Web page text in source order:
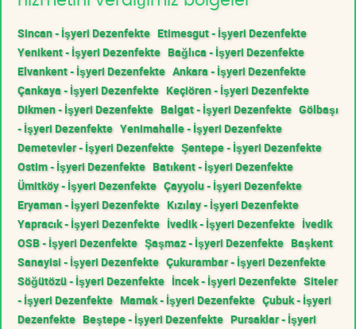
Sincan - İşyeri Dezenfekte Etimesgut - İşyeri Dezenfekte
Yenikent - İşyeri Dezenfekte Bağlıca - İşyeri Dezenfekte
Elvankent - İşyeri Dezenfekte Ankara - İşyeri Dezenfekte
Çankaya - İşyeri Dezenfekte Keçiören - İşyeri Dezenfekte
Dikmen - İşyeri Dezenfekte Balgat - İşyeri Dezenfekte Gölbaşı
- İşyeri Dezenfekte Yenimahalle - İşyeri Dezenfekte
Demetevler - İşyeri Dezenfekte Şentepe - İşyeri Dezenfekte
Ostim - İşyeri Dezenfekte Batıkent - İşyeri Dezenfekte
Ümitköy - İşyeri Dezenfekte Çayyolu - İşyeri Dezenfekte
Eryaman - İşyeri Dezenfekte Kızılay - İşyeri Dezenfekte
Yapracık - İşyeri Dezenfekte İvedik - İşyeri Dezenfekte İvedik
OSB - İşyeri Dezenfekte Şaşmaz - İşyeri Dezenfekte Başkent
Sanayisi - İşyeri Dezenfekte Çukurambar - İşyeri Dezenfekte
Söğütözü - İşyeri Dezenfekte İncek - İşyeri Dezenfekte Siteler
- İşyeri Dezenfekte Mamak - İşyeri Dezenfekte Çubuk - İşyeri
Dezenfekte Beştepe - İşyeri Dezenfekte Pursaklar - İşyeri